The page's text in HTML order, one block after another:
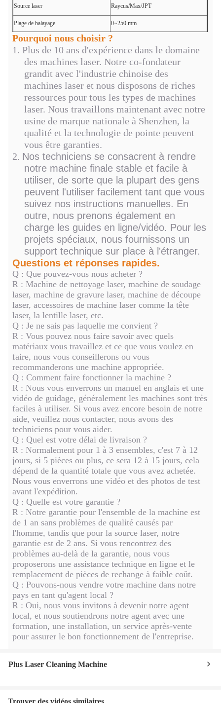
Source laser Raycus/Max/JPT
Plage de balayage
0~250 mm
Vitesse de balayage
10000 mm/s
Poids de la tête laser
750 g
Taille globale de l'équipement
216*132*346
Poids total de l'équipement
10 kg
Pourquoi nous choisir ?
1. Plus de 10 ans d'expérience dans le domaine
des machines laser. Notre co-fondateur
grandit avec l'industrie chinoise des
machines laser et nous disposons de riches
ressources pour tous les types de machines
laser. Nous travaillons maintenant avec notre
usine de marque nationale à Shenzhen, la
qualité et la technologie de pointe peuvent
vous être garanties.
2. Nos techniciens se consacrent à rendre
notre machine finale stable et facile à
utiliser, de sorte que la plupart des gens
peuvent l'utiliser facilement tant que vous
suivez nos instructions manuelles. En
outre, nous prenons également en
charge les guides en ligne/vidéo. Pour les
projets spéciaux, nous fournissons un
support technique sur place à l'étranger.
Questions et réponses rapides.
Q : Que pouvez-vous nous acheter ?
R : Machine de nettoyage laser, machine de soudage
laser, machine de gravure laser, machine de découpe
laser, accessoires de machine laser comme la tête
laser, la lentille laser, etc.
Q : Je ne sais pas laquelle me convient ?
R : Vous pouvez nous faire savoir avec quels
matériaux vous travaillez et ce que vous voulez en
faire, nous vous conseillerons ou vous
recommanderons une machine appropriée.
Q : Comment faire fonctionner la machine ?
R : Nous vous enverrons un manuel en anglais et une
vidéo de guidage, généralement les machines sont très
faciles à utiliser. Si vous avez encore besoin de notre
aide, veuillez nous contacter, nous avons des
techniciens pour vous aider.
Q : Quel est votre délai de livraison ?
R : Normalement pour 1 à 3 ensembles, c'est 7 à 12
jours, si 5 pièces ou plus, ce sera 12 à 15 jours, cela
dépend de la quantité totale que vous avez achetée.
Nous vous enverrons une vidéo et des photos de test
avant l'expédition.
Q : Quelle est votre garantie ?
R : Notre garantie pour l'ensemble de la machine est
de 1 an sans problèmes de qualité causés par
l'homme, tandis que pour la source laser, notre
garantie est de 2 ans. Si vous rencontrez des
problèmes au-delà de la garantie, nous vous
proposerons une assistance technique en ligne et le
remplacement de pièces de rechange à faible coût.
Q : Pouvons-nous vendre votre machine dans notre
pays en tant qu'agent local ?
R : Oui, nous vous invitons à devenir notre agent
local, et nous soutiendrons notre agent avec une
formation, une installation, un service après-vente
pour assurer le bon fonctionnement de l'entreprise.
Plus Laser Cleaning Machine